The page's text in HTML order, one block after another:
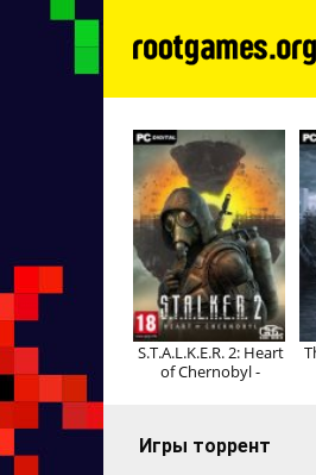
S.T.A.L.K.E.R. 2: Heart
of Chernobyl -
Игры торрент